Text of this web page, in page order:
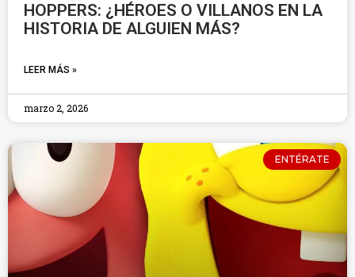
HOPPERS: ¿HÉROES O VILLANOS EN LA
HISTORIA DE ALGUIEN MÁS?
LEER MÁS »
marzo 2, 2026
ENTÉRATE